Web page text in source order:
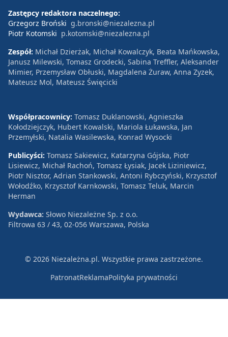
Zastępcy redaktora naczelnego:
Grzegorz Broński g.bronski@niezalezna.pl
Piotr Kotomski p.kotomski@niezalezna.pl
Zespół: Michał Dzierżak, Michał Kowalczyk, Beata Mańkowska,
Janusz Milewski, Tomasz Grodecki, Sabina Treffler, Aleksander
Mimier, Przemysław Obłuski, Magdalena Żuraw, Anna Zyzek,
Mateusz Mol, Mateusz Święcicki
Współpracownicy: Tomasz Duklanowski, Agnieszka
Kołodziejczyk, Hubert Kowalski, Mariola Łukawska, Jan
Przemyłski, Natalia Wasilewska, Konrad Wysocki
Publicyści: Tomasz Sakiewicz, Katarzyna Gójska, Piotr
Lisiewicz, Michał Rachoń, Tomasz Łysiak, Jacek Liziniewicz,
Piotr Nisztor, Adrian Stankowski, Antoni Rybczyński, Krzysztof
Wołodźko, Krzysztof Karnkowski, Tomasz Teluk, Marcin
Herman
Wydawca: Słowo Niezależne Sp. z o.o.
Filtrowa 63 / 43, 02-056 Warszawa, Polska
© 2026 Niezależna.pl. Wszystkie prawa zastrzeżone.
PatronatReklamaPolityka prywatności